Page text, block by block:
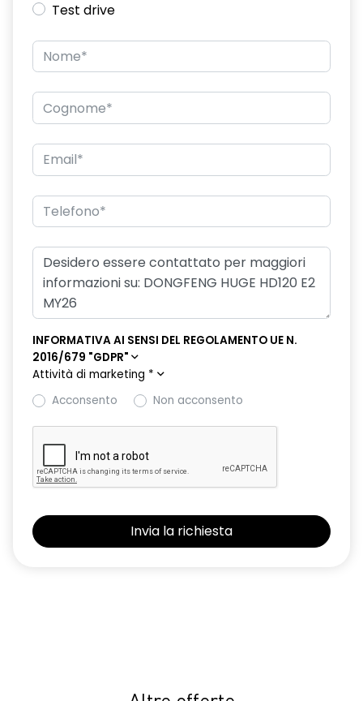
Test drive
INFORMATIVA AI SENSI DEL REGOLAMENTO UE N.
2016/679 "GDPR"
Attività di marketing *
Acconsento
Non acconsento